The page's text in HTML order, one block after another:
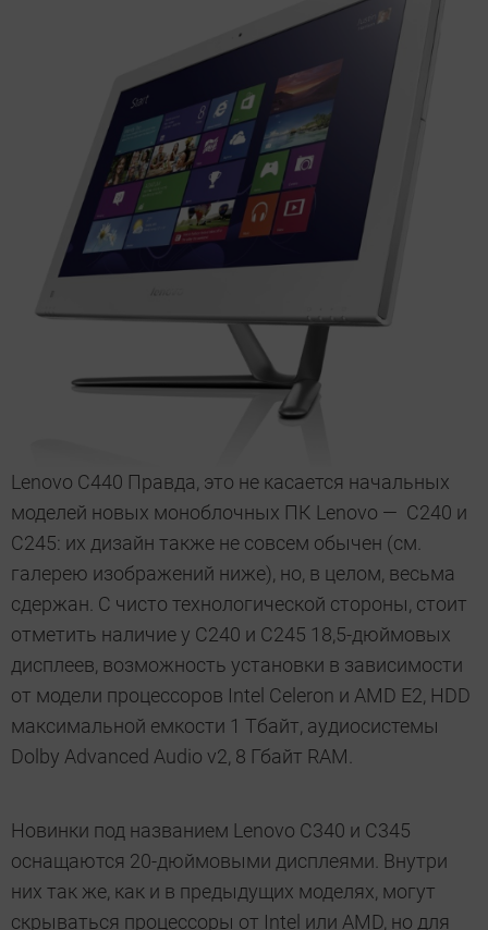
Lenovo C440 Правда, это не касается начальных
моделей новых моноблочных ПК Lenovo — C240 и
C245: их дизайн также не совсем обычен (см.
галерею изображений ниже), но, в целом, весьма
сдержан. С чисто технологической стороны, стоит
отметить наличие у C240 и C245 18,5-дюймовых
дисплеев, возможность установки в зависимости
от модели процессоров Intel Celeron и AMD E2, HDD
максимальной емкости 1 Тбайт, аудиосистемы
Dolby Advanced Audio v2, 8 Гбайт RAM.
Новинки под названием Lenovo C340 и C345
оснащаются 20-дюймовыми дисплеями. Внутри
них так же, как и в предыдущих моделях, могут
скрываться процессоры от Intel или AMD, но для